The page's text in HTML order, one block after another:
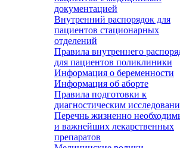
документацией
Внутренний распорядок для
пациентов стационарных
отделений
Правила внутреннего
для пациентов поликлиники
Информация о беременности
Информация об аборте
Правила подготовки к
диагностическим
Перечнь жизненно
и важнейших лекарственных
препаратов